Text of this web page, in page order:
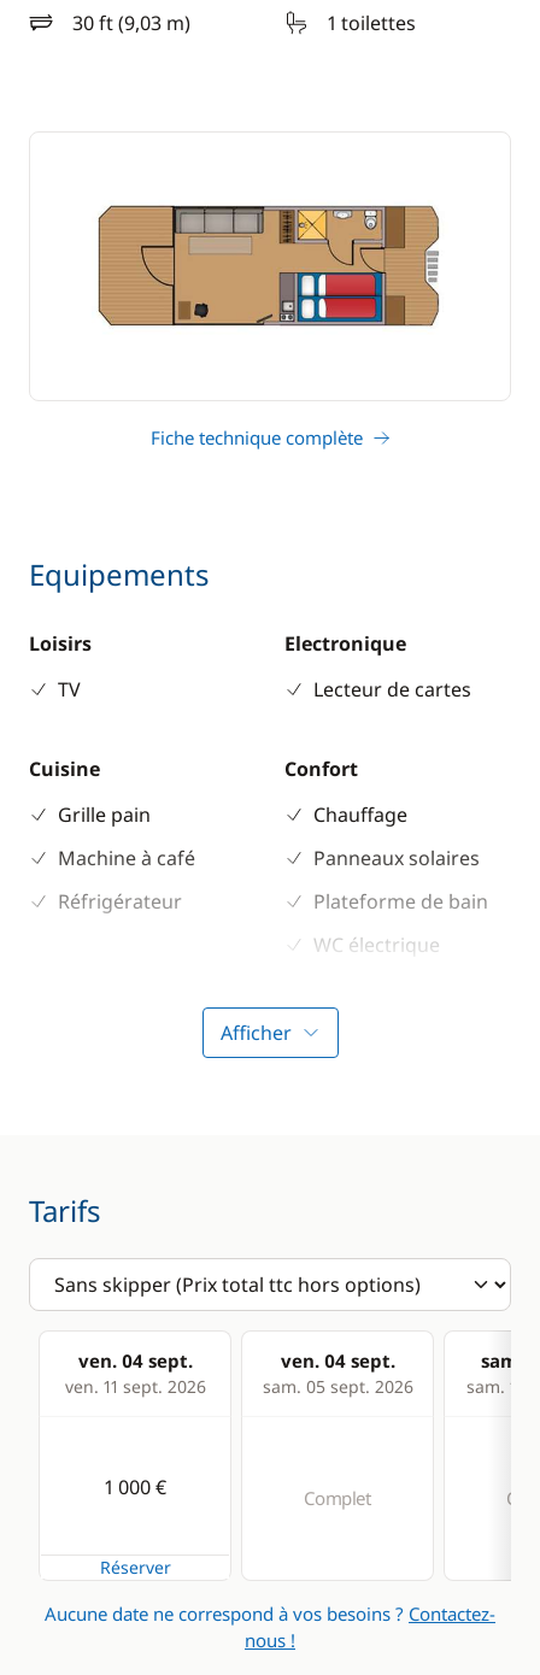
30 ft (9,03 m)
longueur 1 toilettes
Fiche technique complète
Equipements
Loisirs
TV
Electronique
Lecteur de cartes
Cuisine
Grille pain
Machine à café
Réfrigérateur
Confort
Chauffage
Panneaux solaires
Plateforme de bain
WC électrique
Afficher
Tarifs
ven. 04 sept.
ven. 11 sept. 2026
ven. 04 sept.
sam. 05 sept. 2026
sam.
sam. 12
1 000 €
Réserver
Complet
Aucune date ne correspond à vos besoins ? Contactez-
nous !